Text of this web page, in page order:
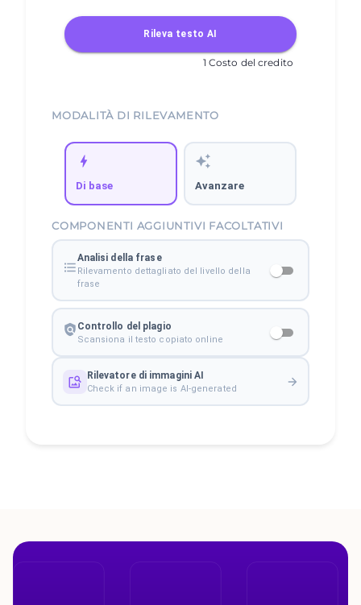
Rileva testo AI
1 Costo del credito
MODALITÀ DI RILEVAMENTO
Di base Avanzare
COMPONENTI AGGIUNTIVI FACOLTATIVI
Analisi della frase
Rilevamento dettagliato del livello della
frase
Controllo del plagio
Scansiona il testo copiato online
Rilevatore di immagini AI
Check if an image is AI-generated